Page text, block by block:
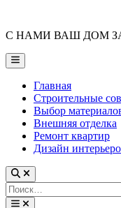
content
С НАМИ ВАШ ДОМ
Main
Menu
Главная
Строительные
Выбор
Внешняя отделка
Ремонт квартир
Дизайн
Найти: